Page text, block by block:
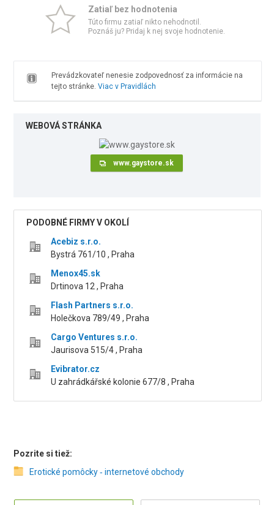
Zatiaľ bez hodnotenia
Túto firmu zatiaľ nikto nehodnotil.
Poznáš ju? Pridaj k nej svoje hodnotenie.
Prevádzkovateľ nenesie zodpovednosť za informácie na
tejto stránke. Viac v Pravidlách
WEBOVÁ STRÁNKA
www.gaystore.sk
PODOBNÉ FIRMY V OKOLÍ
Acebiz s.r.o.
Bystrá 761/10 , Praha
Menox45.sk
Drtinova 12 , Praha
Flash Partners s.r.o.
Holečkova 789/49 , Praha
Cargo Ventures s.r.o.
Jaurisova 515/4 , Praha
Evibrator.cz
U zahrádkářské kolonie 677/8 , Praha
Pozrite si tiež:
Erotické pomôcky ‑ internetové obchody